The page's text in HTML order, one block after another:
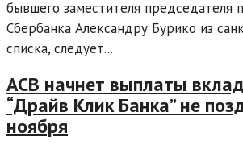
бывшего заместителя председателя
Сбербанка Александру Бурико из
списка, следует...
АСВ начнет выплаты
“Драйв Клик Банка” не
ноября